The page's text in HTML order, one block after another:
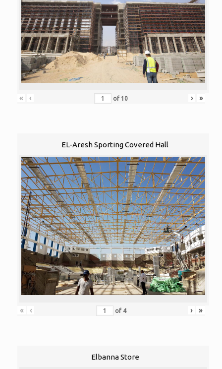
« ‹ of 10 › »
EL-Aresh Sporting Covered Hall
« ‹ of 4 › »
Elbanna Store